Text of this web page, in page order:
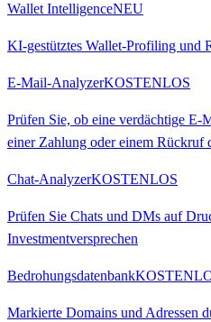
Wallet IntelligenceNEU
KI-gestütztes Wallet-Profiling und
E-Mail-AnalyzerKOSTENLOS
Prüfen Sie, ob eine verdächtige E-
einer Zahlung oder einem Rückruf
Chat-AnalyzerKOSTENLOS
Prüfen Sie Chats und DMs auf
Investmentversprechen
Bedrohungsdatenbank
Markierte Domains und Adressen